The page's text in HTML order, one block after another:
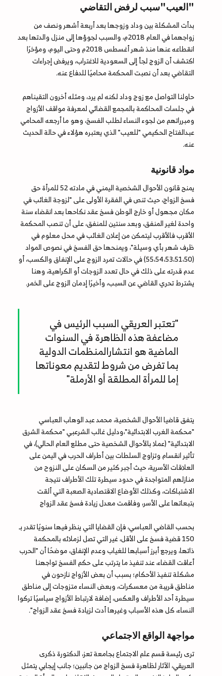
"العيب"سبب لرفض التقاضي
بدأت المشكلة بين وداد وزوجها بعد أربعة أشهر ونصف من
زواجهما في العام 2018م، والسبب لجوؤها إلى منزل والدتها بعد
انقطاعه عنها منذ شهر أغسطس 2018م وحتى اليوم، ومؤخرًا
اكتشف أن الزوج لجأ إلى السعودية للاغتراب، ويرفض إجراءات
التقاضي بعد أن نصبت المحكمة محاميًا للدفاع عنه.
حاولنا التواصل مع زوج وداد لكنه لم يرد، ومثله أخرون التقيناهم
في جلسات المحاكمة بالمجمع القضائي لمعرفة مواقف الأزواج
ومبرراتهم من لجوء النساء لطلب الفسخ، وهو ما أرجعه المحامي
عبدالفتاح الحكيمي "للعيب" الذي يعتبره هؤلاء في حالة الحديث
عنه.
مواد قانونية
يمنح قانون الأحوال الشخصية اليمني في مادته 52 للمرأة حق
فسخ الزواج، حيث تنص في الفقرة الأولى على "لزوجة الغائب في
مكان مجهول أو خارج الوطن فسخ عقد نكاحها بعد انقضاء سنة
واحدة لغير المنفق، وبعد سنتين للمنفق، على أن تنصب المحكمة
الأقرب فالأقرب ليتمكن من إعلان الغائب في محل معلوم في
ظرف شهر بأي وسيلة"، ويمنحها حق الفسخ في نصوص المواد
(55،54،53،51،50) في حالات تمرد الزوج على الإنفاق والكسب، أو
عدم قدرته على ذلك في حال تعدد الزوجات أو الكراهية، وهنا
يشترط تحري القاضي عن السبب، وأخيرًا إدمان الزوج على الخمر.
"تعتبر العريقي السبب الرئيس في
مضاعفة هذه الظاهرة في السنوات
الماضية هو انتشارالمنظمات الدولية
بما تفرض من شروط لتقديم معوناتها
إما للمرأة المطلقة أو الأرملة"
يتفق قاضيا الأحوال الشخصية، محمد عبد الوهاب العباسي
"محكمة الغرب الابتدائية"،ودليل غالب الشرعبي "محكمة الشرق
الابتدائية" (عملا بالأحوال الشخصية حتى مطلع العام الحالي)، في
تأثير انقسام وتزاوج السلطات بين أطراف الحرب في اليمن على
العلاقات الأسرية، حيث أجبر كثير من السكان على النزوح من
منازلهم المتواجدة في حدود سيطرة تلك الأطراف نتيجة
الاشتباكات، وكذلك الأوضاع الاقتصادية الصعبة التي ألقت
بتبعاتها على الأسر، وفاقمت معدل زيادة فسخ عقد الزواج
بحسب القاضي العباسي، فإن القضايا التي ينظر فيها سنويًا تقدر بـ
150 قضية فسخ على الأقل، غير التي تصل لزملائه بالمحكمة
ذاتها، ويرجع أبرز أسبابها للغياب وعدم الإنفاق، موضحًا أن "الحرب
أعاقت القضاء، عند تنفيذ ما يترتب على حكم الفسخ تواجهنا
مشكلة تنفيذ الأحكام؛ بسبب أن بعض الأزواج نازحون في
مناطق قريبة من معسكرات، وبعض النساء متزوجات إلى مناطق
سيطرة أحد الأطراف والعكس، إضافة لارتباط الأزواج سياسيًا تركوا
النساء، كل هذه الأسباب وغيرها أدت لزيادة فسخ عقد الزواج".
مواجهة الواقع الاجتماعي
ترى رئيسة قسم علم الاجتماع بجامعة تعز، الدكتورة ذكرى
العريقي، الآثار لظاهرة فسخ الزواج من جانبين؛ جانب إيجابي يتمثل